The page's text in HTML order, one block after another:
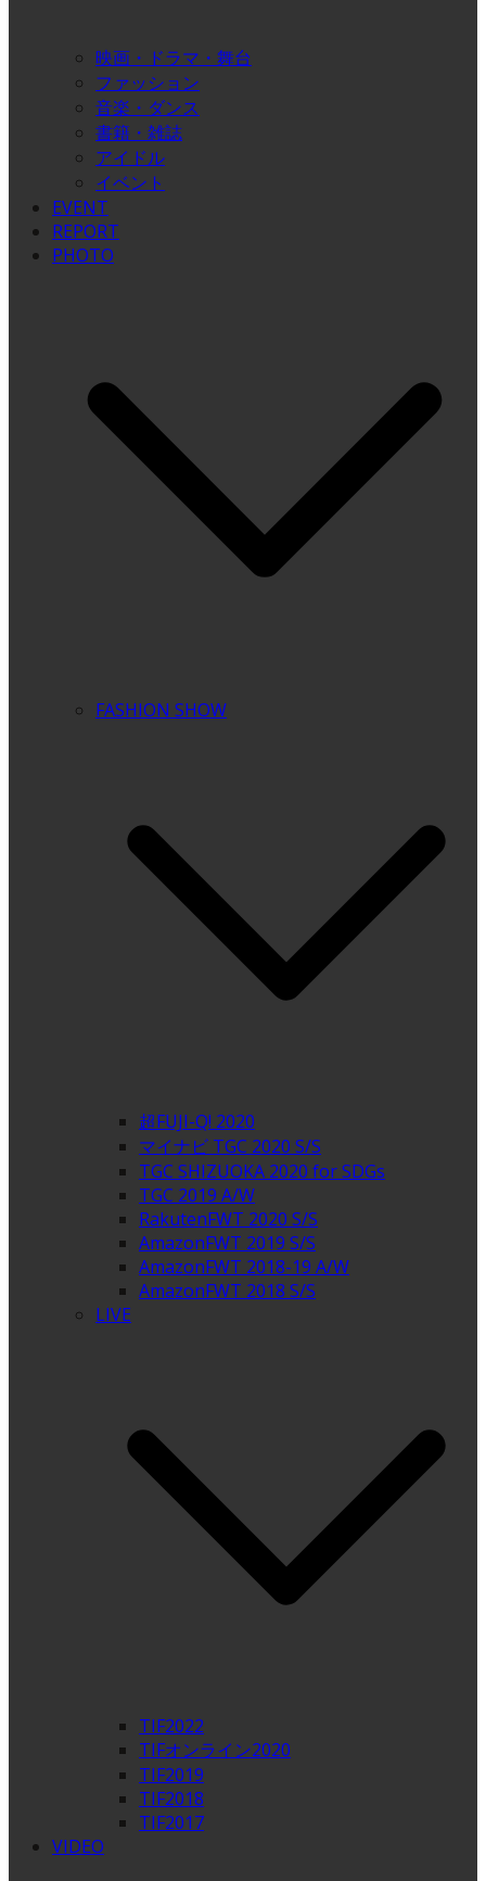
映画・ドラマ・舞台
ファッション
音楽・ダンス
書籍・雑誌
アイドル
イベント
EVENT
REPORT
PHOTO
FASHION SHOW
超FUJI-Q! 2020
マイナビ TGC 2020 S/S
TGC SHIZUOKA 2020 for SDGs
TGC 2019 A/W
RakutenFWT 2020 S/S
AmazonFWT 2019 S/S
AmazonFWT 2018-19 A/W
AmazonFWT 2018 S/S
LIVE
TIF2022
TIFオンライン2020
TIF2019
TIF2018
TIF2017
VIDEO